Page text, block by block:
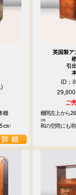
棚
〉
英国製ア
引
iD：
29,800
ご
棚間左上から
㎝
和の空間にも